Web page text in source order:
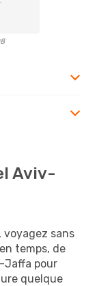
Aviv-
voyagez sans
temps, de
Jaffa pour
quelque